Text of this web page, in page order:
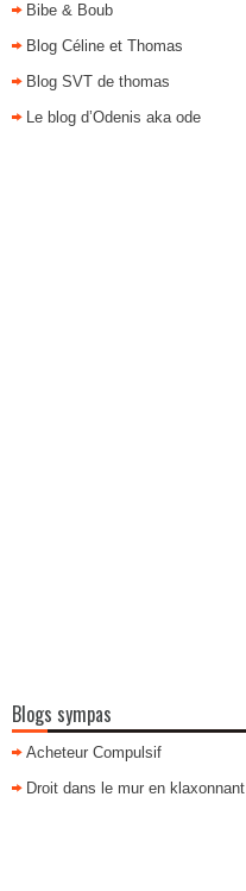
Bibe & Boub
Blog Céline et Thomas
Blog SVT de thomas
Le blog d’Odenis aka ode
Blogs sympas
Acheteur Compulsif
Droit dans le mur en klaxonnant